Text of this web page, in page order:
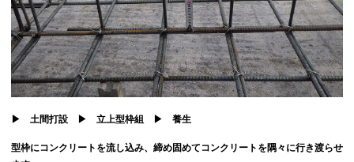
▶︎ 土間打設 ▶︎ 立上型枠組 ▶︎ 養生
型枠にコンクリートを流し込み、締め固めてコンクリートを隅々に行き渡らせ